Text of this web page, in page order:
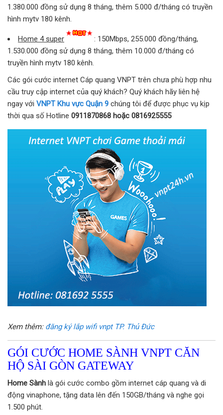
1.380.000 đồng sử dụng 8 tháng, thêm 5.000 đ/tháng có truyền
hình mytv 180 kênh.
Home 4 super
: 150Mbps, 255.000 đồng/tháng,
1.530.000 đồng sử dụng 8 tháng, thêm 10.000 đ/tháng có
truyền hình mytv 180 kênh.
Các gói cước internet Cáp quang VNPT trên chưa phù hợp nhu
cầu truy cập internet của quý khách? Quý khách hãy liên hệ
ngay với VNPT Khu vực Quận 9 chúng tôi để được phục vụ kịp
thời qua số Hotline 0911870868 hoặc 0816925555
Xem thêm: đăng ký lắp wifi vnpt TP. Thủ Đức
GÓI CƯỚC HOME SÀNH VNPT CĂN
HỘ SÀI GÒN GATEWAY
Home Sành là gói cước combo gồm internet cáp quang và di
động vinaphone, tặng data lên đến 150GB/tháng và nghe gọi
1.500 phút.